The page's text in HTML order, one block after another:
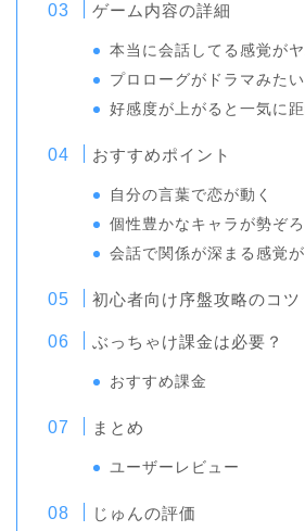
ゲーム内容の詳細
本当に会話してる感覚が
プロローグがドラマみたい
好感度が上がると一気に距
おすすめポイント
自分の言葉で恋が動く
個性豊かなキャラが勢ぞ
会話で関係が深まる感覚
初心者向け序盤攻略のコツ
ぶっちゃけ課金は必要？
おすすめ課金
まとめ
ユーザーレビュー
じゅんの評価